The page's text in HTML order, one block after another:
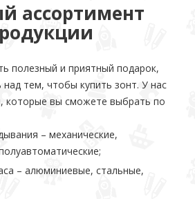
ассортимент
полезный и приятный подарок,
над тем, чтобы купить зонт. У нас
которые вы сможете выбрать по
– механические,
– алюминиевые, стальные,